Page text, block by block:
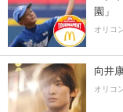
園」
オリコ
向井
オリコ